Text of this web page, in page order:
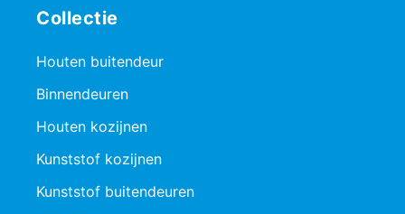
Collectie
Houten buitendeur
Binnendeuren
Houten kozijnen
Kunststof kozijnen
Kunststof buitendeuren